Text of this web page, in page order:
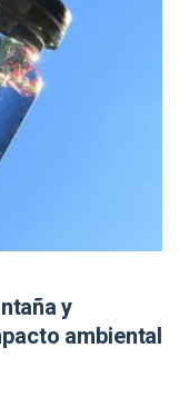
y
ambiental